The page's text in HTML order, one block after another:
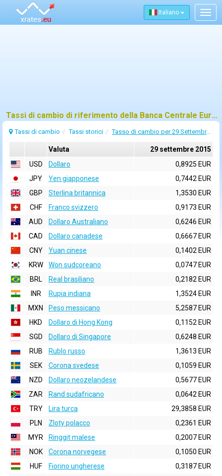
Italiano
Tassi di cambio di riferimento della Banca Centrale Europea (BCE) per 29 settembre 2015
Tassi di cambio Tassi storici Tasso di cambio per 29 Settembre 2015
Valuta
29 settembre 2015
USD
Dollaro
0,8925 EUR
JPY
Yen giapponese
0,7442 EUR
GBP
Sterlina britannica
1,3530 EUR
CHF
Franco svizzero
0,9173 EUR
AUD
Dollaro Australiano
0,6246 EUR
CAD
Dollaro canadese
0,6667 EUR
CNY
Yuan cinese
0,1402 EUR
KRW
Won sudcoreano
0,0747 EUR
BRL
Real brasiliano
0,2182 EUR
INR
Rupia indiana
1,3524 EUR
MXN
Peso messicano
5,2587 EUR
HKD
Dollaro di Hong Kong
0,1152 EUR
SGD
Dollaro di Singapore
0,6248 EUR
RUB
Rublo russo
1,3613 EUR
SEK
Corona svedese
0,1059 EUR
NZD
Dollaro neozelandese
0,5677 EUR
ZAR
Rand sudafricano
0,0642 EUR
TRY
Lira turca
29,3858 EUR
PLN
Zloty polacco
0,2361 EUR
MYR
Ringgit malese
0,2007 EUR
NOK
Corona norvegese
0,1050 EUR
HUF
Fiorino ungherese
0,3187 EUR